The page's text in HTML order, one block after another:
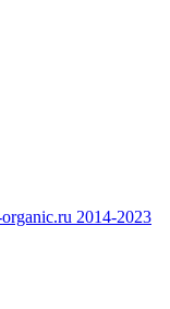
2014-2023